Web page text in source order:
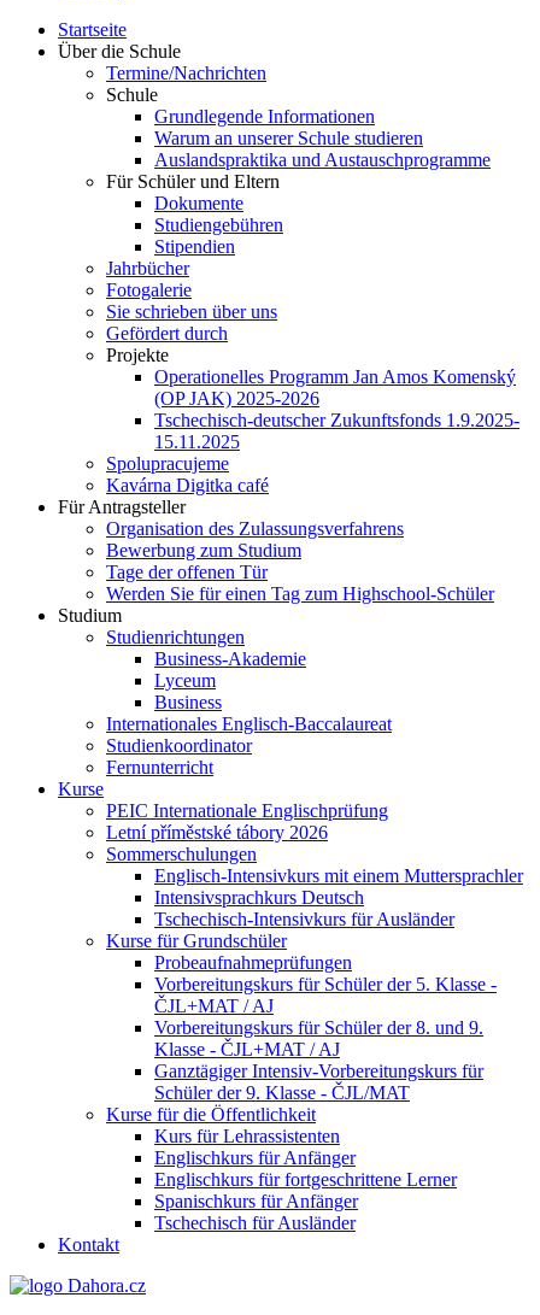
Startseite
Über die Schule
Termine/Nachrichten
Schule
Grundlegende Informationen
Warum an unserer Schule studieren
Auslandspraktika und Austauschprogramme
Für Schüler und Eltern
Dokumente
Studiengebühren
Stipendien
Jahrbücher
Fotogalerie
Sie schrieben über uns
Gefördert durch
Projekte
Operationelles Programm Jan Amos Komenský
(OP JAK) 2025-2026
Tschechisch-deutscher Zukunftsfonds 1.9.2025-
15.11.2025
Spolupracujeme
Kavárna Digitka café
Für Antragsteller
Organisation des Zulassungsverfahrens
Bewerbung zum Studium
Tage der offenen Tür
Werden Sie für einen Tag zum Highschool-Schüler
Studium
Studienrichtungen
Business-Akademie
Lyceum
Business
Internationales Englisch-Baccalaureat
Studienkoordinator
Fernunterricht
Kurse
PEIC Internationale Englischprüfung
Letní příměstské tábory 2026
Sommerschulungen
Englisch-Intensivkurs mit einem Muttersprachler
Intensivsprachkurs Deutsch
Tschechisch-Intensivkurs für Ausländer
Kurse für Grundschüler
Probeaufnahmeprüfungen
Vorbereitungskurs für Schüler der 5. Klasse -
ČJL+MAT / AJ
Vorbereitungskurs für Schüler der 8. und 9.
Klasse - ČJL+MAT / AJ
Ganztägiger Intensiv-Vorbereitungskurs für
Schüler der 9. Klasse - ČJL/MAT
Kurse für die Öffentlichkeit
Kurs für Lehrassistenten
Englischkurs für Anfänger
Englischkurs für fortgeschrittene Lerner
Spanischkurs für Anfänger
Tschechisch für Ausländer
Kontakt